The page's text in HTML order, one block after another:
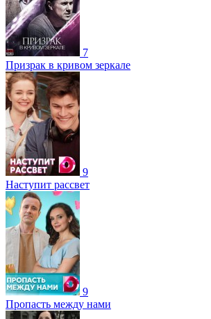
7
Призрак в кривом зеркале
9
Наступит рассвет
9
Пропасть между нами